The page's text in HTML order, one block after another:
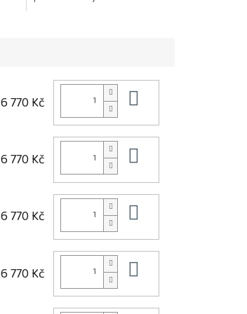
6 770 Kč
6 770 Kč
6 770 Kč
6 770 Kč